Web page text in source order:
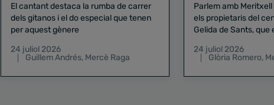
El cantant destaca la rumba de carrer
dels gitanos i el do especial que tenen
per aquest gènere
24 juliol 2026
Guillem Andrés, Mercè Raga
Parlem amb
els propietaris del
Gelida de Sants,
24 juliol 2026
Glòria Romero,